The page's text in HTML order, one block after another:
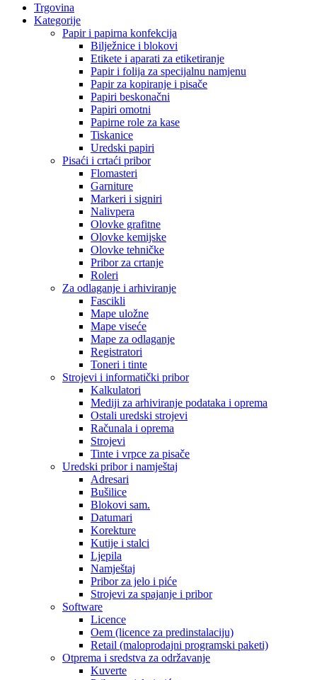
Trgovina
Kategorije
Papir i papirna konfekcija
Bilježnice i blokovi
Etikete i aparati za etiketiranje
Papir i folija za specijalnu namjenu
Papir za kopiranje i pisače
Papiri beskonačni
Papiri omotni
Papirne role za kase
Tiskanice
Uredski papiri
Pisaći i crtaći pribor
Flomasteri
Garniture
Markeri i signiri
Nalivpera
Olovke grafitne
Olovke kemijske
Olovke tehničke
Pribor za crtanje
Roleri
Za odlaganje i arhiviranje
Fascikli
Mape uložne
Mape viseće
Mape za odlaganje
Registratori
Toneri i tinte
Strojevi i informatički pribor
Kalkulatori
Mediji za arhiviranje podataka i oprema
Ostali uredski strojevi
Računala i oprema
Strojevi
Tinte i vrpce za pisače
Uredski pribor i namještaj
Adresari
Bušilice
Blokovi sam.
Datumari
Korekture
Kutije i stalci
Ljepila
Namještaj
Pribor za jelo i piće
Strojevi za spajanje i pribor
Software
Licence
Oem (licence za predinstalaciju)
Retail (maloprodajni programski paketi)
Otprema i sredstva za održavanje
Kuverte